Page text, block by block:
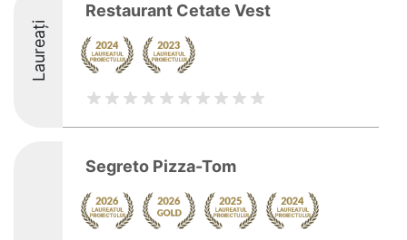
Laureați
Restaurant Cetate Vest
Segreto Pizza-Tom